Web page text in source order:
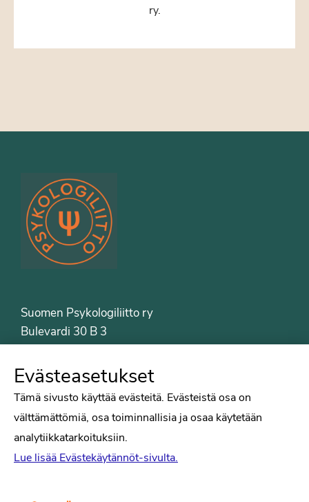
ry.
Suomen Psykologiliitto ry
Bulevardi 30 B 3
Puh. 09-6122 9122
Psykologiliiton sivut
Tiede
Puheenvuorot
Evästeasetukset
Tämä sivusto käyttää evästeitä. Evästeistä osa on
välttämättömiä, osa toiminnallisia ja osaa käytetään
analytiikkatarkoituksiin.
Lue lisää Evästekäytännöt-sivulta.